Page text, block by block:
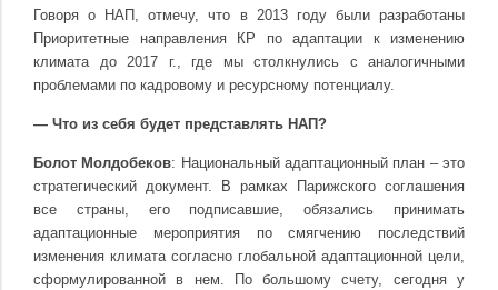
Говоря о НАП, отмечу, что в 2013 году были разработаны
Приоритетные направления КР по адаптации к изменению
климата до 2017 г., где мы столкнулись с аналогичными
проблемами по кадровому и ресурсному потенциалу.
— Что из себя будет представлять НАП?
Болот Молдобеков: Национальный адаптационный план – это
стратегический документ. В рамках Парижского соглашения
все страны, его подписавшие, обязались принимать
адаптационные мероприятия по смягчению последствий
изменения климата согласно глобальной адаптационной цели,
сформулированной в нем. По большому счету, сегодня у